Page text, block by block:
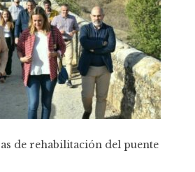
de rehabilitación del puente